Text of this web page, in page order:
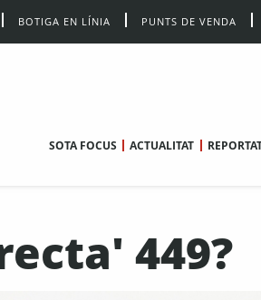
BOTIGA EN LÍNIA PUNTS DE VENDA
SOTA FOCUS ACTUALITAT
449?